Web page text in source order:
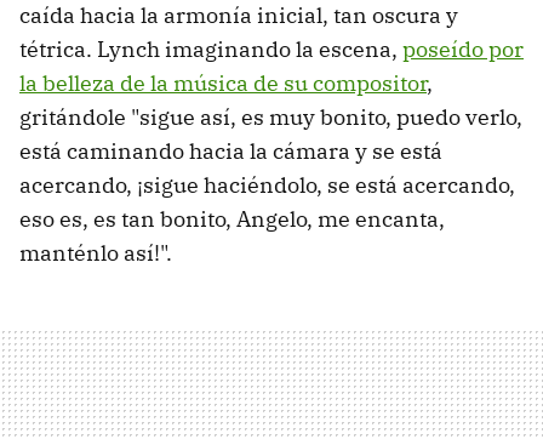
caída hacia la armonía inicial, tan oscura y
tétrica. Lynch imaginando la escena, poseído por
la belleza de la música de su compositor,
gritándole "sigue así, es muy bonito, puedo verlo,
está caminando hacia la cámara y se está
acercando, ¡sigue haciéndolo, se está acercando,
eso es, es tan bonito, Angelo, me encanta,
manténlo así!".